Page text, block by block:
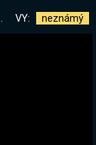
VY: neznámý